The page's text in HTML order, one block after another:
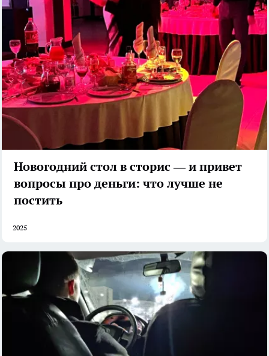
Новогодний стол в сторис — и привет
вопросы про деньги: что лучше не
постить
2025